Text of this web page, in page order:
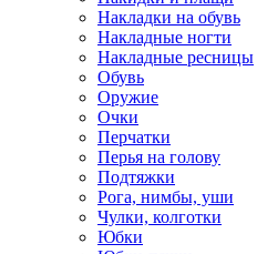
Накладки на обувь
Накладные ногти
Накладные ресницы
Обувь
Оружие
Очки
Перчатки
Перья на голову
Подтяжки
Рога, нимбы, уши
Чулки, колготки
Юбки